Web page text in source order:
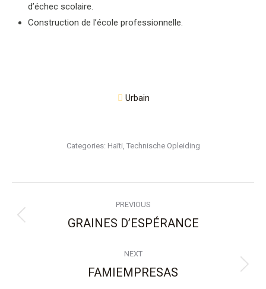
d’échec scolaire.
Construction de l’école professionnelle.
Urbain
Categories: Haïti Technische Opleiding
navigation
PREVIOUS
Previous
GRAINES D’ESPÉRANCE
NEXT
Next
FAMIEMPRESAS